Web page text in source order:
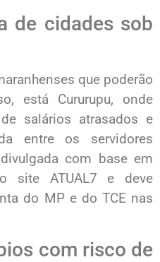
de cidades sob
que poderão
está Cururupu, onde
salários atrasados e
entre os servidores
com base em
site ATUAL7 e deve
do MP e do TCE nas
com risco de